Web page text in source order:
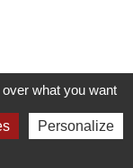
what you want
Personalize